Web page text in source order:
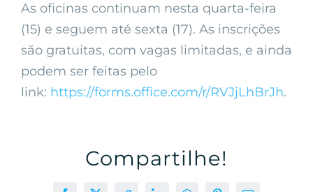
As oficinas continuam nesta quarta-feira
(15) e seguem até sexta (17). As inscrições
são gratuitas, com vagas limitadas, e ainda
podem ser feitas pelo
link: https://forms.office.com/r/RVJjLhBrJh.
Compartilhe!